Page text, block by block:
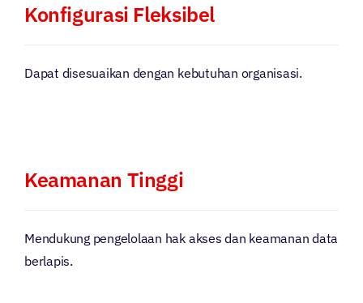
Konfigurasi Fleksibel
Dapat disesuaikan dengan kebutuhan organisasi.
Keamanan Tinggi
Mendukung pengelolaan hak akses dan keamanan data
berlapis.